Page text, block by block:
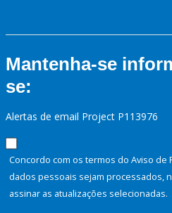
Mantenha-se
se:
Alertas de email Project P113976
Concordo com os termos do Aviso
dados pessoais sejam processados,
assinar as atualizações selecionadas.